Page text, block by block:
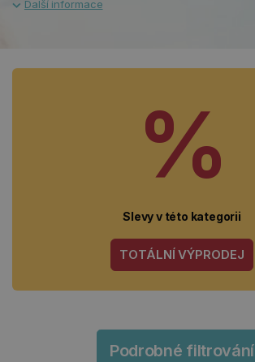
%
Slevy v této kategorii
TOTÁLNÍ VÝPRODEJ
Podrobné filtrování